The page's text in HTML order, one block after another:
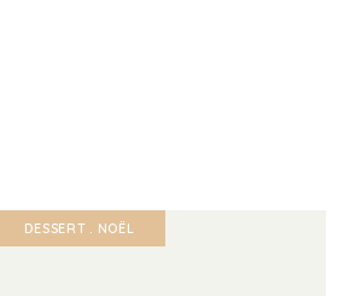
DESSERT NOËL